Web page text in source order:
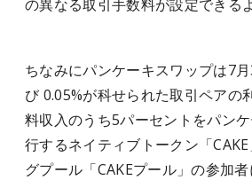
の異なる取引手数料が設定できる
ちなみにパンケーキスワップは7
び 0.05%が科せられた取引ペアの
料収入のうち5パーセントをパン
行するネイティブトークン「
グプール「CAKEプール」の参加